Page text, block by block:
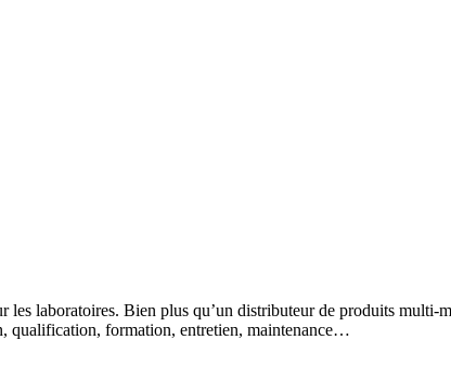
laboratoires. Bien plus qu’un distributeur de produits multi-
qualification, formation, entretien, maintenance…